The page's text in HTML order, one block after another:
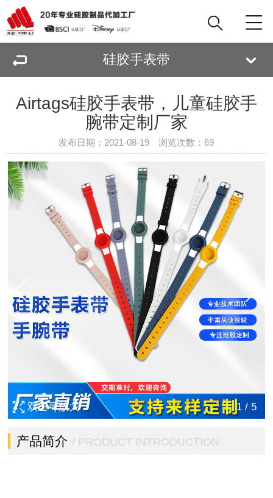
硅胶手表带
Airtags硅胶手表带，儿童硅胶手
腕带定制厂家
发布日期：2021-08-19 浏览次数： 69
1/ 5
双击可放大
产品简介 / PRODUCT INTRODUCTION